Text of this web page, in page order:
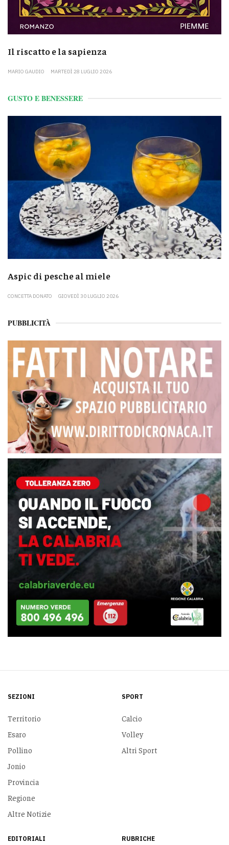
Il riscatto e la sapienza
MARIO GAUDIO MARTEDÌ 28 LUGLIO 2026
GUSTO E BENESSERE
Aspic di pesche al miele
CONCETTA DONATO GIOVEDÌ 30 LUGLIO 2026
PUBBLICITÀ
SEZIONI
Territorio
Esaro
Pollino
Jonio
Provincia
Regione
Altre Notizie
SPORT
Calcio
Volley
Altri Sport
EDITORIALI RUBRICHE